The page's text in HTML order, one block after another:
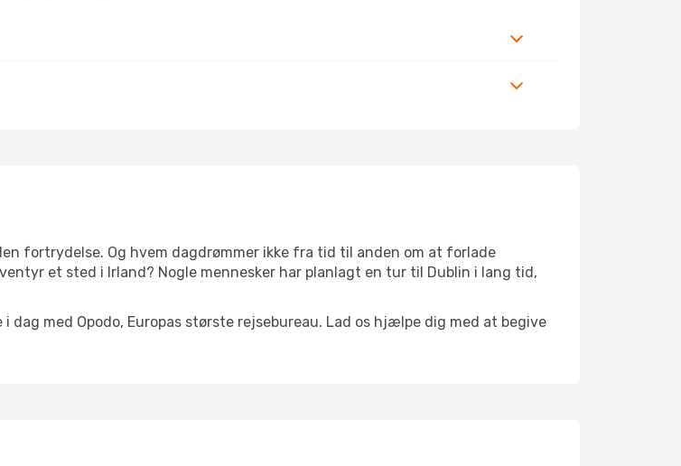
fortrydelse. Og hvem dagdrømmer ikke fra tid til anden om at forlade
et sted i Irland? Nogle mennesker har planlagt en tur til Dublin i lang tid,
med Opodo, Europas største rejsebureau. Lad os hjælpe dig med at begive